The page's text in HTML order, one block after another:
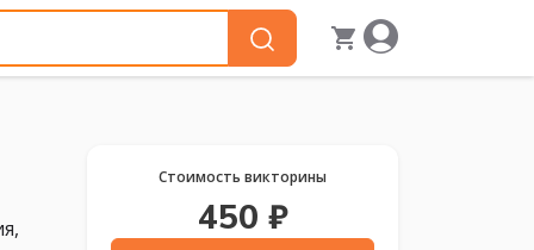
Стоимость викторины
450 ₽